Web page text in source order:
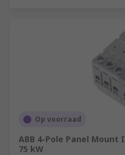
Op voorraad
ABB 4-Pole Panel Mount
75 kW